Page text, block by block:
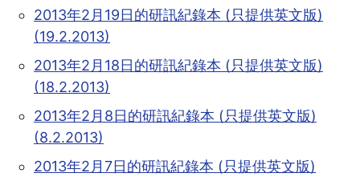
2013年2月19日的研訊紀錄本 (只提供英文版)
(19.2.2013)
2013年2月18日的研訊紀錄本 (只提供英文版)
(18.2.2013)
2013年2月8日的研訊紀錄本 (只提供英文版)
(8.2.2013)
2013年2月7日的研訊紀錄本 (只提供英文版)